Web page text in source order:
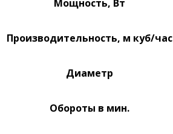
Мощность, Вт
Производительность, м куб/час
Диаметр
Обороты в мин.